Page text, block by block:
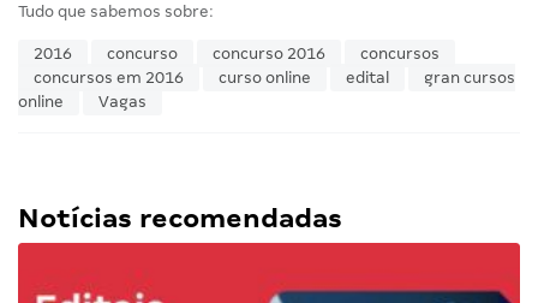
Tudo que sabemos sobre:
2016 concurso concurso 2016
concursos
concursos em 2016
curso online edital
gran cursos
online
Vagas
Notícias recomendadas